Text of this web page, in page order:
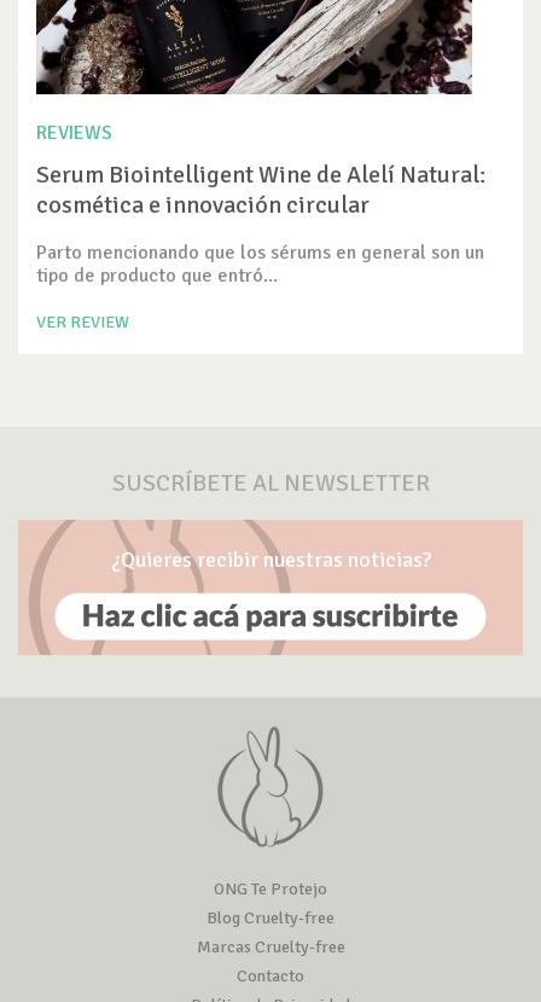
REVIEWS
Serum Biointelligent Wine de Alelí Natural:
cosmética e innovación circular
Parto mencionando que los sérums en general son un
tipo de producto que entró...
VER REVIEW
SUSCRÍBETE AL NEWSLETTER
¿Quieres recibir nuestras noticias?
ONG Te Protejo
Blog Cruelty-free
Marcas Cruelty-free
Contacto